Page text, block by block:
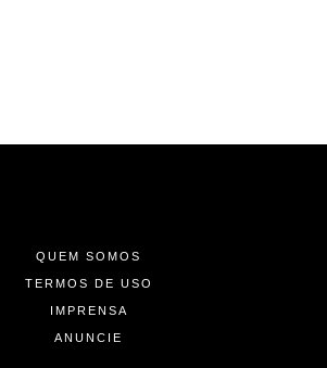
QUEM SOMOS
TERMOS DE USO
IMPRENSA
ANUNCIE